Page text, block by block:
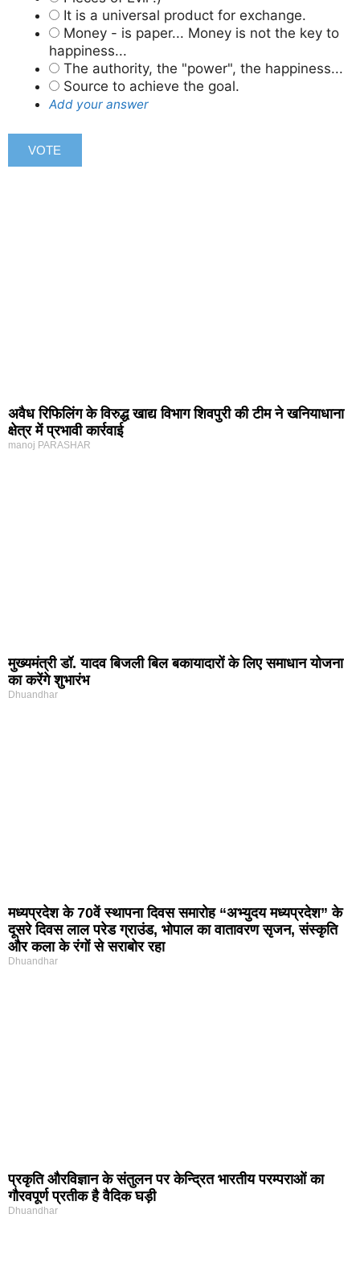
It is a universal product for exchange.
Money - is paper... Money is not the key to
happiness...
The authority, the "power", the happiness...
Source to achieve the goal.
Add your answer
अवैध रिफिलिंग के विरुद्ध खाद्य विभाग शिवपुरी की टीम ने खनियाधाना
क्षेत्र में प्रभावी कार्रवाई
manoj PARASHAR
मुख्यमंत्री डॉ. यादव बिजली बिल बकायादारों के लिए समाधान योजना
का करेंगे शुभारंभ
Dhuandhar
मध्यप्रदेश के 70वें स्थापना दिवस समारोह “अभ्युदय मध्यप्रदेश” के
दूसरे दिवस लाल परेड ग्राउंड, भोपाल का वातावरण सृजन, संस्कृति
और कला के रंगों से सराबोर रहा
Dhuandhar
प्रकृति और‍विज्ञान के संतुलन पर केन्द्रित भारतीय परम्पराओं का
गौरवपूर्ण प्रतीक है वैदिक घड़ी
Dhuandhar